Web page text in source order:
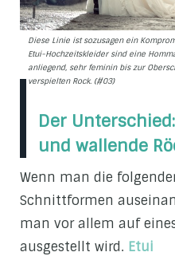
Diese Linie ist sozusagen ein
Etui-Hochzeitskleider sind eine
anliegend, sehr feminin bis zur
verspielten Rock. (#03)
Der
und wallende
Wenn man die
Schnittformen
man vor allem auf
ausgestellt wird. Etui